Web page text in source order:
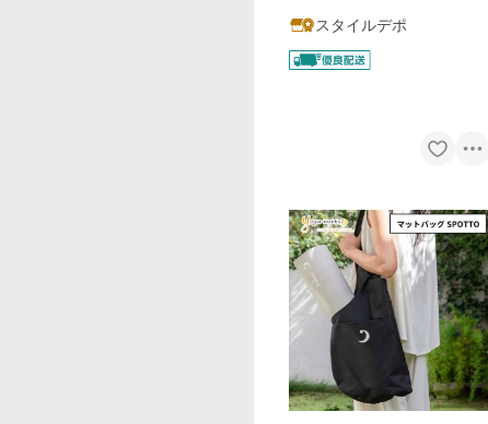
スタイルデポ